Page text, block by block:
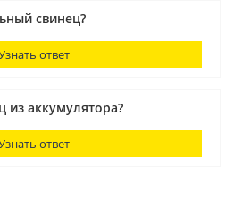
свинец?
ответ
из аккумулятора?
ответ